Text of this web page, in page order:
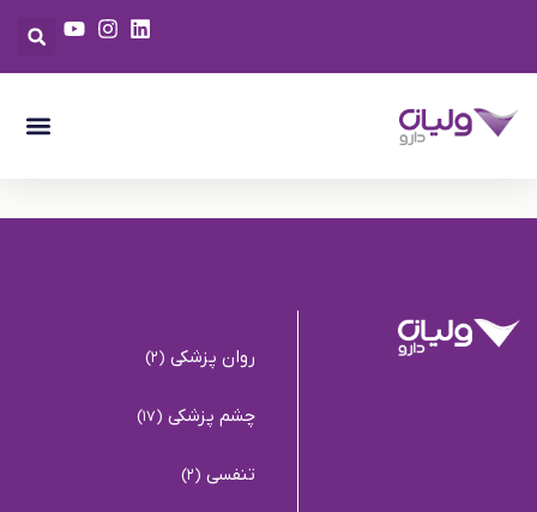
روان پزشکی (2)
چشم پزشکی (17)
تنفسی (2)